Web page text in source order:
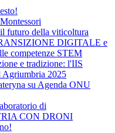
futuro della viticoltura
DIGITALE e
competenze STEM
e tradizione: l'IIS
2025
su Agenda ONU
di
CON DRONI